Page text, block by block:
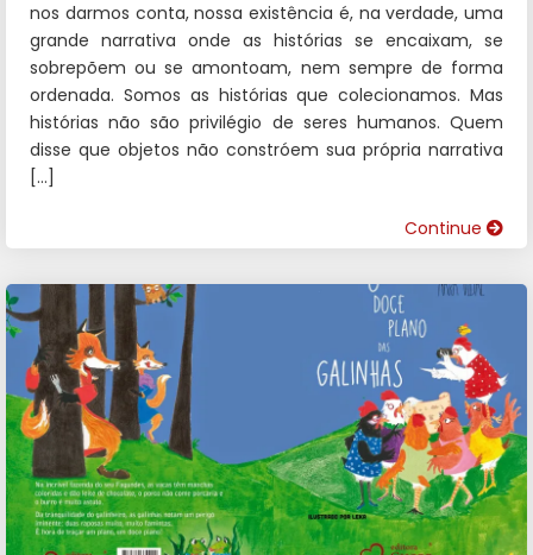
nos darmos conta, nossa existência é, na verdade, uma
grande narrativa onde as histórias se encaixam, se
sobrepõem ou se amontoam, nem sempre de forma
ordenada. Somos as histórias que colecionamos. Mas
histórias não são privilégio de seres humanos. Quem
disse que objetos não constróem sua própria narrativa
[…]
Continue